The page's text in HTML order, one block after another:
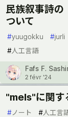
民族叙事詩
ついて
#yuugokku #jurli
#人工言語
Fafs F.
2 févr '24
"mels"に関す
#ノート #人工言